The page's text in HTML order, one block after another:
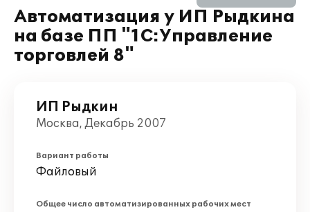
Автоматизация у ИП Рыдкина
на базе ПП "1С:Управление
торговлей 8"
ИП Рыдкин
Москва, Декабрь 2007
Вариант работы
Файловый
Общее число автоматизированных рабочих мест